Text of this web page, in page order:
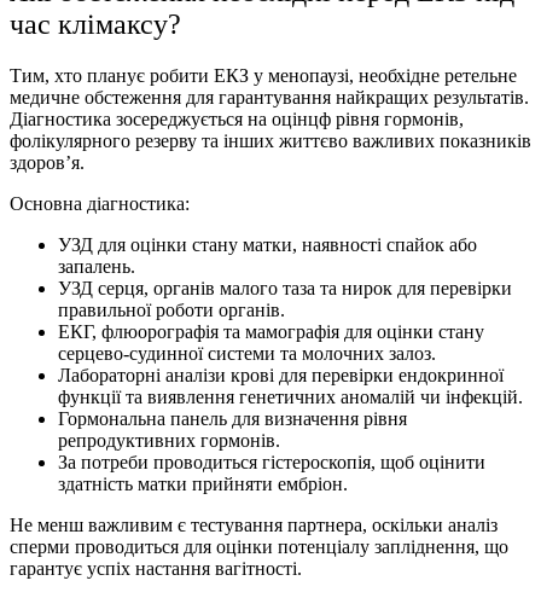
час клімаксу?
Тим, хто планує робити ЕКЗ у менопаузі, необхідне ретельне
медичне обстеження для гарантування найкращих результатів.
Діагностика зосереджується на оцінцф рівня гормонів,
фолікулярного резерву та інших життєво важливих показників
здоров’я.
Основна діагностика:
УЗД для оцінки стану матки, наявностi спайок або
запалень.
УЗД серця, органів малого таза та нирок для перевірки
правильної роботи органів.
ЕКГ, флюорографія та мамографія для оцінки стану
серцево-судинної системи та молочних залоз.
Лабораторні аналізи крові для перевірки ендокринної
функції та виявлення генетичних аномалій чи інфекцій.
Гормональна панель для визначення рівня
репродуктивних гормонів.
За потреби проводиться гістероскопія, щоб оцінити
здатність матки прийняти ембріон.
Не менш важливим є тестування партнера, оскільки аналіз
сперми проводиться для оцінки потенціалу запліднення, що
гарантує успiх настання вагiтностi.